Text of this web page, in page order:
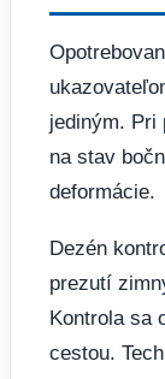
jediným. Pri
na stav
deformácie.
Dezén
prezutí
Kontrola sa
cestou.